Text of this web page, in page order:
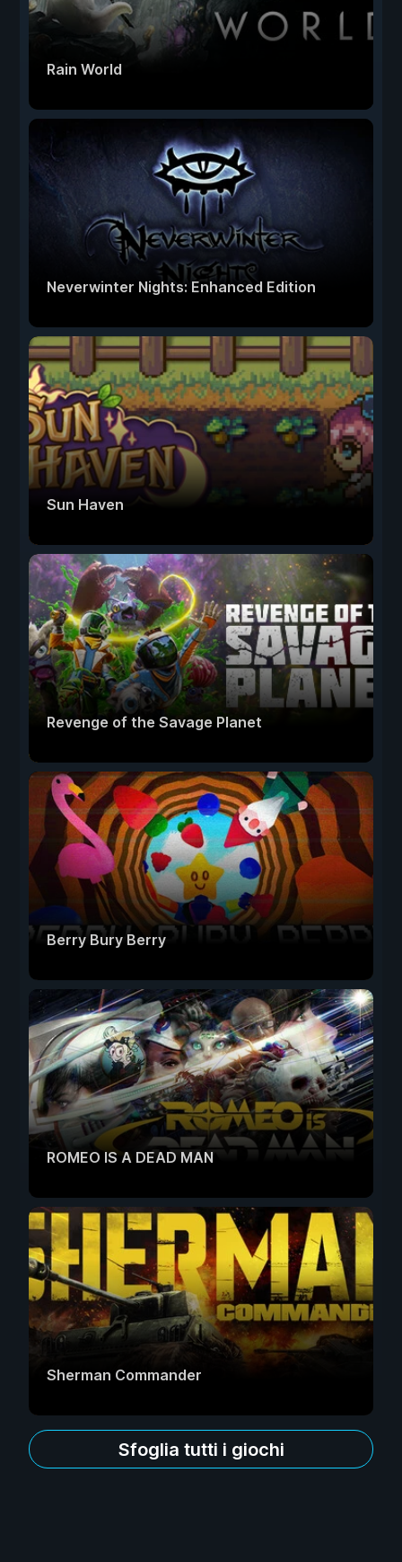
Rain World
Neverwinter Nights: Enhanced Edition
Sun Haven
Revenge of the Savage Planet
Berry Bury Berry
ROMEO IS A DEAD MAN
Sherman Commander
Sfoglia tutti i giochi